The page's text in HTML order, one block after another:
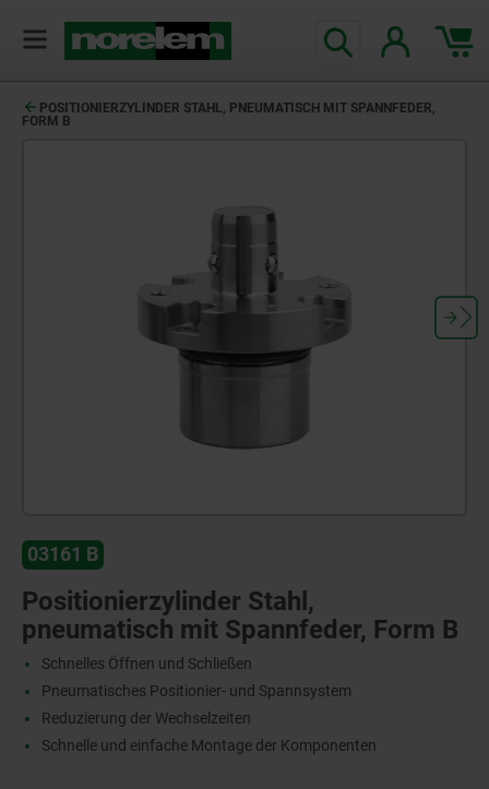
POSITIONIERZYLINDER STAHL, PNEUMATISCH MIT SPANNFEDER,
FORM B
03161 B
Positionierzylinder Stahl,
pneumatisch mit Spannfeder, Form B
Schnelles Öffnen und Schließen
Pneumatisches Positionier- und Spannsystem
Reduzierung der Wechselzeiten
Schnelle und einfache Montage der Komponenten